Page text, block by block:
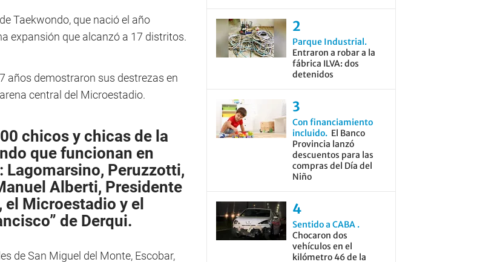
Taekwondo, que nació el año
expansión que alcanzó a 17 distritos.
años demostraron sus destrezas en
central del Microestadio.
chicos y chicas de la
que funcionan en
Peruzzotti,
Alberti, Presidente
Microestadio y el
de Derqui.
de San Miguel del Monte, Escobar,
Parque Industrial
Entraron a robar a la
fábrica ILVA: dos
detenidos
Con financiamiento
incluido
El Banco
Provincia lanzó
descuentos para las
compras del Día del
Niño
Sentido a CABA
Chocaron dos
vehículos en el
kilómetro 46 de la